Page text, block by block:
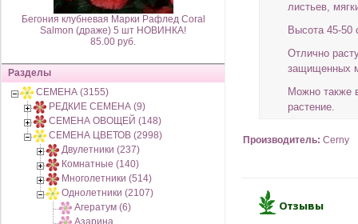
Бегония клубневая Марки Рафлед Coral
Salmon (драже) 5 шт НОВИНКА!
85.00 руб.
Разделы
СЕМЕНА (3155)
РЕДКИЕ СЕМЕНА (9)
СЕМЕНА ОВОЩЕЙ (148)
СЕМЕНА ЦВЕТОВ (2998)
Двулетники (237)
Комнатные (140)
Многолетники (514)
Однолетники (2107)
Агератум (6)
Азарина
листьев,
Высота 45-50
Отлично
защищенных
Можно также
растение.
Производитель: Cerny